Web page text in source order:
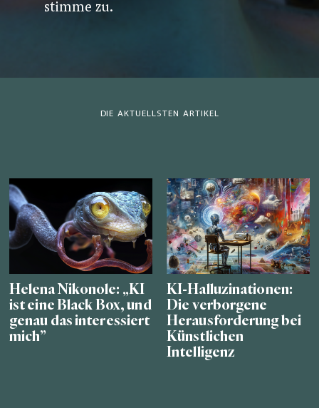
stimme zu.
DIE AKTUELLSTEN ARTIKEL
Helena Nikonole: „KI
ist eine Black Box, und
genau das interessiert
mich”
KI-Halluzinationen:
Die verborgene
Herausforderung bei
Künstlichen
Intelligenz